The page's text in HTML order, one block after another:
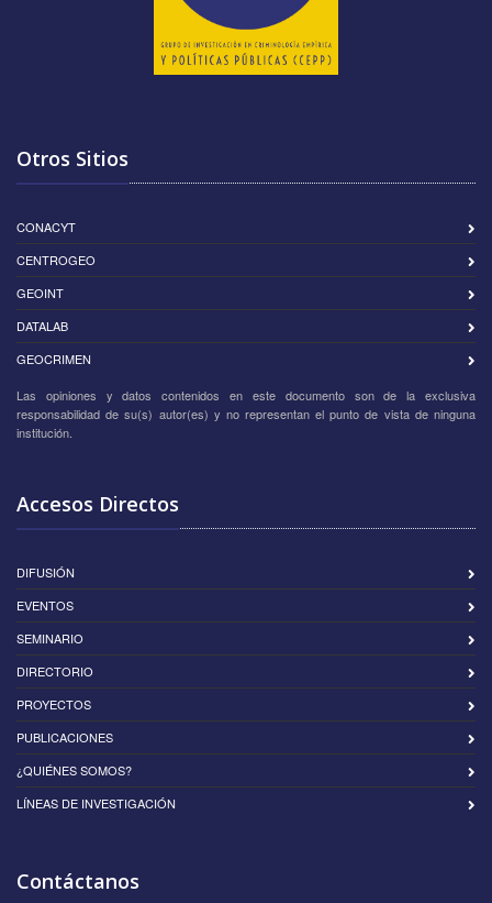
Otros Sitios
CONACYT
CENTROGEO
GEOINT
DATALAB
GEOCRIMEN
Las opiniones y datos contenidos en este documento son de la exclusiva
responsabilidad de su(s) autor(es) y no representan el punto de vista de ninguna
institución.
Accesos Directos
DIFUSIÓN
EVENTOS
SEMINARIO
DIRECTORIO
PROYECTOS
PUBLICACIONES
¿QUIÉNES SOMOS?
LÍNEAS DE INVESTIGACIÓN
Contáctanos